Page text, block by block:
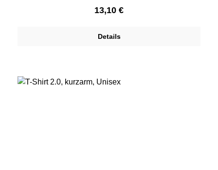
Regulärer Preis:
13,10 €
Details